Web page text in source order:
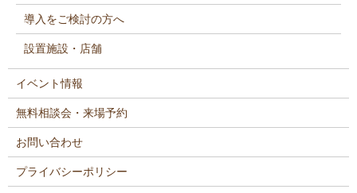
導入をご検討の方へ
設置施設・店舗
イベント情報
無料相談会・来場予約
お問い合わせ
プライバシーポリシー